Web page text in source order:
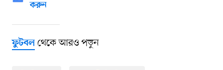
করুন
ফুটবলথেকে আরও পড়ুন